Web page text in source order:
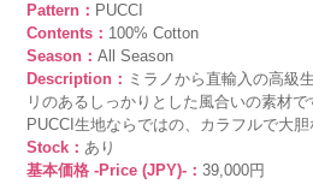
Pattern： PUCCI
Contents： 100% Cotton
Season：All Season
Description： ミラノから直輸入の高級
リのあるしっかりとした風合いの素材
PUCCI生地ならではの、カラフルで大胆
Stock：あり
基本価格 -Price (JPY)-：39,000円